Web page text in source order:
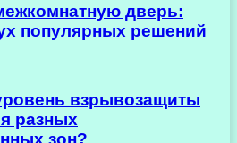
дверь:
популярных решений
взрывозащиты
разных
зон?